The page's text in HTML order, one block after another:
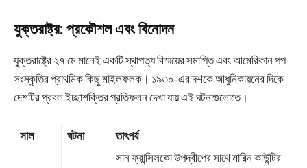
যুক্তরাষ্ট্র: প্রকৌশল এবং বিনোদন
যুক্তরাষ্ট্রে ২৭ মে মানেই একটি স্থাপত্য বিস্ময়ের সমাপ্তি এবং আমেরিকান পপ
সংস্কৃতির প্রাথমিক কিছু মাইলফলক। ১৯৩০-এর দশকে আধুনিকায়নের দিকে
দেশটির প্রবল ইচ্ছাশক্তির প্রতিফলন দেখা যায় এই ঘটনাগুলোতে।
সাল ঘটনা তাৎপর্য
সান ফ্রান্সিসকো উপদ্বীপের সাথে মারিন কাউন্টির